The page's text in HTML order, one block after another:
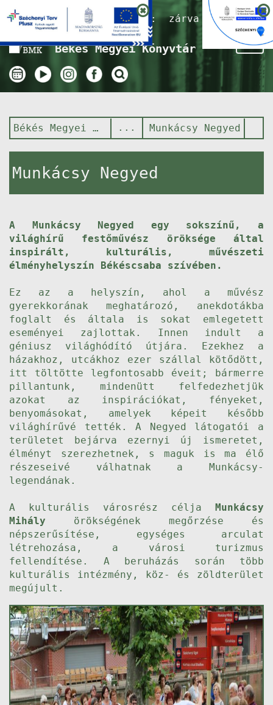
Nyitvatartás ma:zárva
Békés Megyei Könyvtár
Békés Megyei Könyvtár Munkácsy Negyed
Munkácsy Negyed
A Munkácsy Negyed egy sokszínű, a
világhírű festőművész öröksége által
inspirált, kulturális, művészeti
élményhelyszín Békéscsaba szívében.
Ez az a helyszín, ahol a művész
gyerekkorának meghatározó, anekdotákba
foglalt és általa is sokat emlegetett
eseményei zajlottak. Innen indult a
géniusz világhódító útjára. Ezekhez a
házakhoz, utcákhoz ezer szállal kötődött,
itt töltötte legfontosabb éveit; bármerre
pillantunk, mindenütt felfedezhetjük
azokat az inspirációkat, fényeket,
benyomásokat, amelyek képeit később
világhírűvé tették. A Negyed látogatói a
területet bejárva ezernyi új ismeretet,
élményt szerezhetnek, s maguk is ma élő
részeseivé válhatnak a Munkácsy-
legendának.
A kulturális városrész célja Munkácsy
Mihály örökségének megőrzése és
népszerűsítése, egységes arculat
létrehozása, a városi turizmus
fellendítése. A beruházás során több
kulturális intézmény, köz- és zöldterület
megújult.